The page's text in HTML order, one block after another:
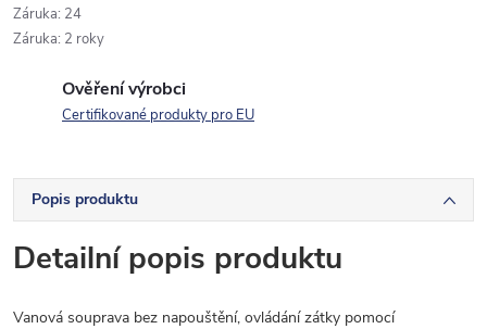
Záruka: 24
Záruka: 2 roky
Ověření výrobci
Certifikované produkty pro EU
Popis produktu
Detailní popis produktu
Vanová souprava bez napouštění, ovládání zátky pomocí